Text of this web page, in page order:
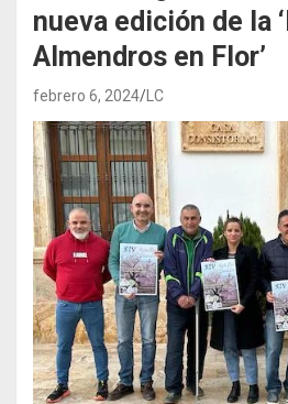
nueva edición de la
Almendros en Flor’
febrero 6, 2024 LC